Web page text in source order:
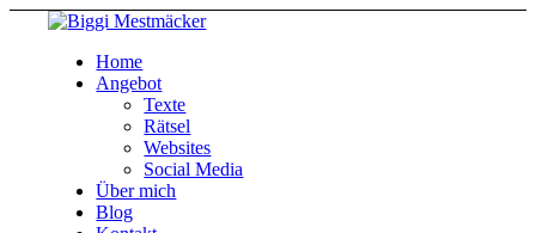
Home
Angebot
Texte
Rätsel
Websites
Social Media
Über mich
Blog